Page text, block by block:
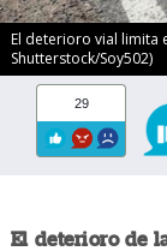
El deterioro vial limita
Shutterstock/Soy502)
29
El deterioro de